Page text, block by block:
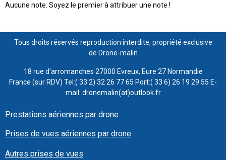
Aucune note. Soyez le premier à attribuer une note !
Tous droits réservés reproduction interdite, propriété exclusive
de Drone-malin
18 rue d'arromanches 27000 Evreux, Eure 27 Normandie
France (sur RDV) Tel:( 33 2) 32 26 77 65 Port:( 33 6) 26 19 29 55 E-
mail: dronemalin(at)outlook.fr
Prestations aériennes par drone
Prises de vues aériennes par drone
Autres prises de vues